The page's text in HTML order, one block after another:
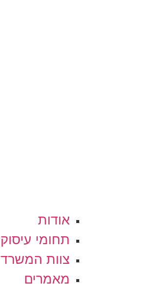
אודות
תחומי עיסוק
צוות המשרד
מאמרים